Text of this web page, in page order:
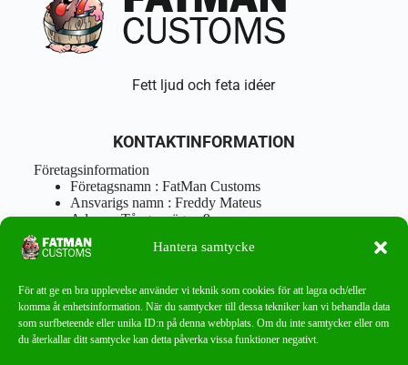
Hantera samtycke
För att ge en bra upplevelse använder vi teknik som cookies för att lagra och/eller
komma åt enhetsinformation. När du samtycker till dessa tekniker kan vi behandla data
som surfbeteende eller unika ID:n på denna webbplats. Om du inte samtycker eller om
du återkallar ditt samtycke kan detta påverka vissa funktioner negativt.
Fett ljud och feta idéer
KONTAKTINFORMATION
Företagsinformation
Företagsnamn : FatMan Customs
Ansvarigs namn : Freddy Mateus
Adress : Tångenvägen 9
Postnr : 417 46 Göteborg
Tel : 0762919666
info@fatmancustoms.se
Mån – Fre 10:00 – 18:00
Lör -11:00 – 15:00